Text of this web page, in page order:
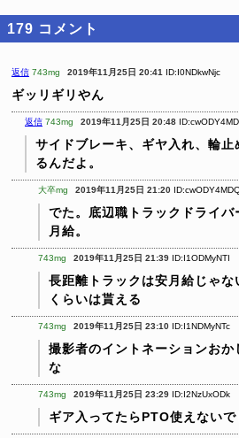
179 コメント
返信 743mg 2019年11月25日 20:41 ID:I0NDkwNjc
ギッリギリやん
返信 743mg 2019年11月25日 20:48
サイドブレーキ、ギヤ入れ、輪
るんだよ。
大卒mg 2019年11月25日 21:20
でた。底辺職トラックドライバ
月給。
743mg 2019年11月25日 21:39 ID:I1ODMyNTI
長距離トラックは安月給じゃ
くらいは貰える
743mg 2019年11月25日 23:10 ID:I1NDMyNTc
撮影者のイントネーションおか
な
743mg 2019年11月25日 23:29 ID:I2NzUxODk
ギア入ってたらPTO使えないで